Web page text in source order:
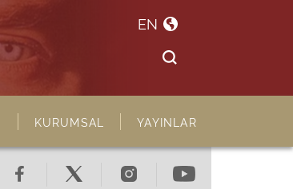
EN
KURUMSAL YAYINLAR